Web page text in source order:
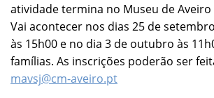
atividade termina no Museu de Aveiro
Vai acontecer nos dias 25 de
às 15h00 e no dia 3 de outubro às
famílias. As inscrições poderão ser
mavsj@cm-aveiro.pt